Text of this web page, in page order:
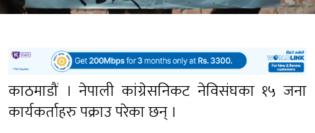
काठमाडौं । नेपाली कांग्रेसनिकट नेविसंघका १५ जना
कार्यकर्ताहरु पक्राउ परेका छन् ।